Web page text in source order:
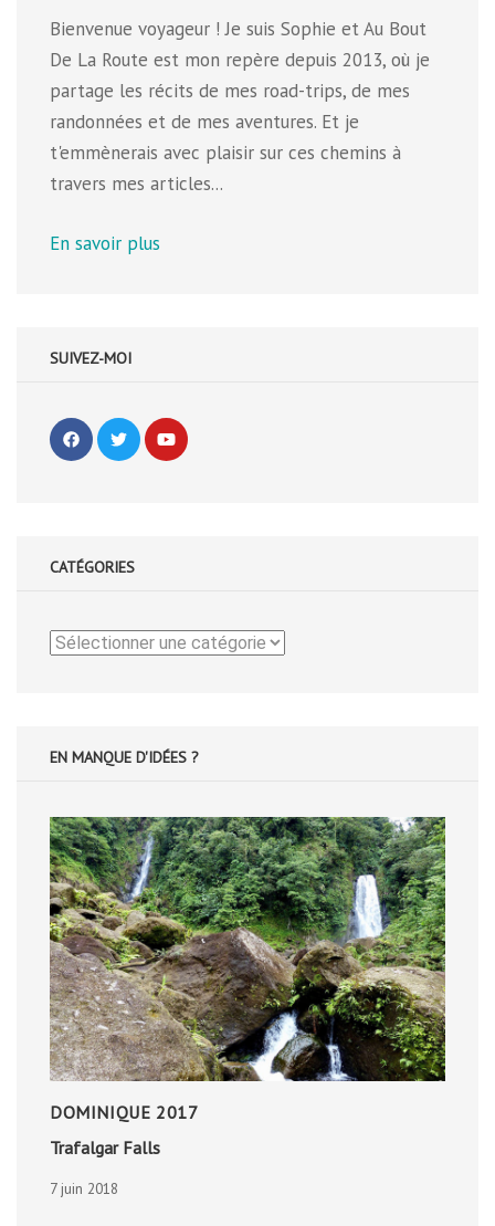
Bienvenue voyageur ! Je suis Sophie et Au Bout
De La Route est mon repère depuis 2013, où je
partage les récits de mes road-trips, de mes
randonnées et de mes aventures. Et je
t'emmènerais avec plaisir sur ces chemins à
travers mes articles...
En savoir plus
SUIVEZ-MOI
CATÉGORIES
Catégories
EN MANQUE D'IDÉES ?
DOMINIQUE 2017
Trafalgar Falls
7 juin 2018